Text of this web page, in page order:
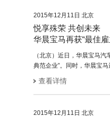
2015年12月11日 北京
悦享殊荣 共创未来
华晨宝马再获“最佳雇
（北京）近日，华晨宝马
典范企业”。同时，华晨宝
查看详情
2015年12月11日 北京